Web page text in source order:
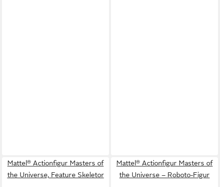
Mattel® Actionfigur Masters of
the Universe, Feature Skeletor
Mattel® Actionfigur Masters of
the Universe – Roboto-Figur